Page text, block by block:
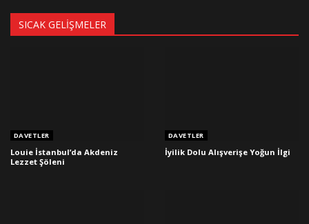
SICAK GELIŞMELER
DAVETLER
Louie İstanbul’da Akdeniz
Lezzet Şöleni
DAVETLER
İyilik Dolu Alışverişe Yoğun İlgi